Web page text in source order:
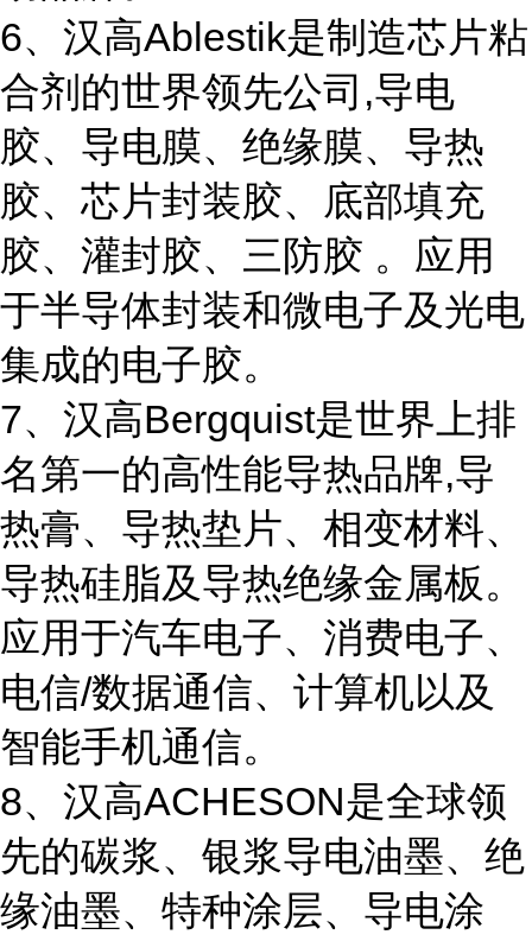
6、汉高Ablestik是制造芯片粘
合剂的世界领先公司,导电
胶、导电膜、绝缘膜、导热
胶、芯片封装胶、底部填充
胶、灌封胶、三防胶 。应用
于半导体封装和微电子及光电
集成的电子胶。
7、汉高Bergquist是世界上排
名第一的高性能导热品牌,导
热膏、导热垫片、相变材料、
导热硅脂及导热绝缘金属板。
应用于汽车电子、消费电子、
电信/数据通信、计算机以及
智能手机通信。
8、汉高ACHESON是全球领
先的碳浆、银浆导电油墨、绝
缘油墨、特种涂层、导电涂